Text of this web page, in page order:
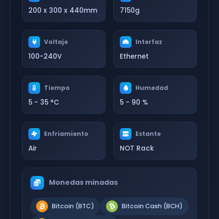
200 x 300 x 440mm 7150g
Voltaje
100-240V
Interfaz
Ethernet
Tiempo
5 - 35 °C
Humedad
5 - 90 %
Enfriamiento
Air
Estante
NOT Rack
Monedas minadas
Bitcoin (BTC) Bitcoin Cash (BCH)